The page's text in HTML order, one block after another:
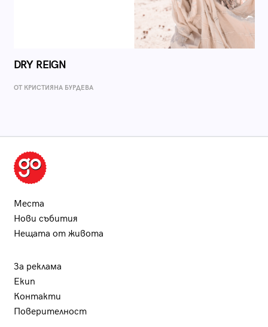
DRY REIGN
ОТ КРИСТИЯНА БУРДЕВА
Места
Нови събития
Нещата от живота
За реклама
Екип
Контакти
Поверителност